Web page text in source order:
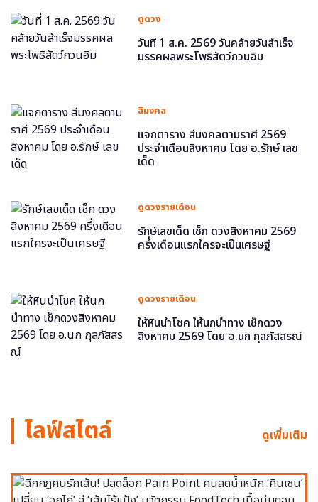
ดูดวง
วันที่ 1 ส.ค. 2569 วันคล้ายวันสำเร็จ
มรรคผลพระโพธิสัตว์กวนอิม
สีมงคล
แจกตาราง สีมงคลตามราศี 2569
ประจำเดือนสิงหาคม โดย อ.รักษ์ เลข
เด็ด
ดูดวงรายเดือน
รักษ์เลขเด็ด เช็ก ดวงสิงหาคม 2569
ครึ่งเดือนแรกใครจะเป็นเศรษฐี
ดูดวงรายเดือน
ให้หินนำโชค ให้นกนำทาง เช็กดวง
สิงหาคม 2569 โดย อ.นก กุลภัสสรณ์
ไลฟ์สไตล์ ดูเพิ่มเติม